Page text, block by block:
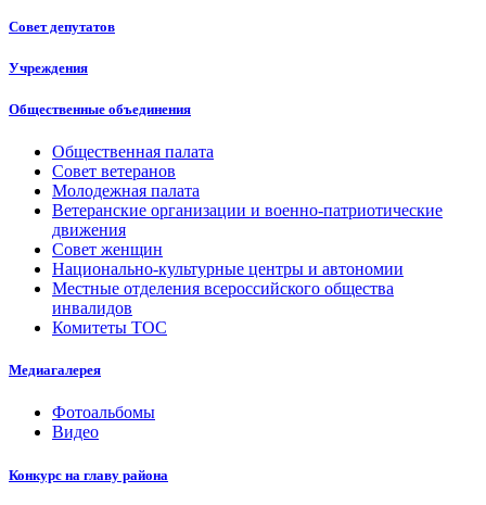
Совет депутатов
Учреждения
Общественные объединения
Общественная палата
Совет ветеранов
Молодежная палата
Ветеранские организации и военно-патриотические
движения
Совет женщин
Национально-культурные центры и автономии
Местные отделения всероссийского общества
инвалидов
Комитеты ТОС
Медиагалерея
Фотоальбомы
Видео
Конкурс на главу района